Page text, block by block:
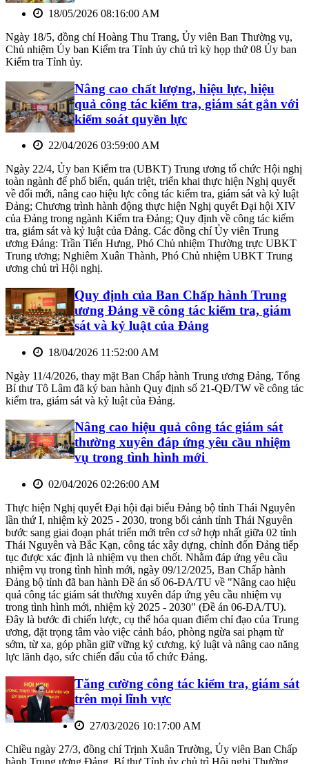
18/05/2026 08:16:00 AM
Ngày 18/5, đồng chí Hoàng Thu Trang, Ủy viên Ban Thường vụ,
Chủ nhiệm Ủy ban Kiểm tra Tỉnh ủy chủ trì kỳ họp thứ 08 Ủy ban
Kiểm tra Tỉnh ủy.
Nâng cao chất lượng, hiệu lực, hiệu
quả công tác kiểm tra, giám sát gắn với
kiểm soát quyền lực
22/04/2026 03:59:00 AM
Ngày 22/4, Ủy ban Kiểm tra (UBKT) Trung ương tổ chức Hội nghị
toàn ngành để phổ biến, quán triệt, triển khai thực hiện Nghị quyết
về đổi mới, nâng cao hiệu lực công tác kiểm tra, giám sát và kỷ luật
Đảng; Chương trình hành động thực hiện Nghị quyết Đại hội XIV
của Đảng trong ngành Kiểm tra Đảng; Quy định về công tác kiểm
tra, giám sát và kỷ luật của Đảng. Các đồng chí Ủy viên Trung
ương Đảng: Trần Tiến Hưng, Phó Chủ nhiệm Thường trực UBKT
Trung ương; Nghiêm Xuân Thành, Phó Chủ nhiệm UBKT Trung
ương chủ trì Hội nghị.
Quy định của Ban Chấp hành Trung
ương Đảng về công tác kiểm tra, giám
sát và kỷ luật của Đảng
18/04/2026 11:52:00 AM
Ngày 11/4/2026, thay mặt Ban Chấp hành Trung ương Đảng, Tổng
Bí thư Tô Lâm đã ký ban hành Quy định số 21-QĐ/TW về công tác
kiểm tra, giám sát và kỷ luật của Đảng.
Nâng cao hiệu quả công tác giám sát
thường xuyên đáp ứng yêu cầu nhiệm
vụ trong tình hình mới
02/04/2026 02:26:00 AM
Thực hiện Nghị quyết Đại hội đại biểu Đảng bộ tỉnh Thái Nguyên
lần thứ I, nhiệm kỳ 2025 - 2030, trong bối cảnh tỉnh Thái Nguyên
bước sang giai đoạn phát triển mới trên cơ sở hợp nhất giữa 02 tỉnh
Thái Nguyên và Bắc Kạn, công tác xây dựng, chỉnh đốn Đảng tiếp
tục được xác định là nhiệm vụ then chốt. Nhằm đáp ứng yêu cầu
nhiệm vụ trong tình hình mới, ngày 09/12/2025, Ban Chấp hành
Đảng bộ tỉnh đã ban hành Đề án số 06-ĐA/TU về "Nâng cao hiệu
quả công tác giám sát thường xuyên đáp ứng yêu cầu nhiệm vụ
trong tình hình mới, nhiệm kỳ 2025 - 2030" (Đề án 06-ĐA/TU).
Đây là bước đi chiến lược, cụ thể hóa quan điểm chỉ đạo của Trung
ương, đặt trọng tâm vào việc cảnh báo, phòng ngừa sai phạm từ
sớm, từ xa, góp phần giữ vững kỷ cương, kỷ luật và nâng cao năng
lực lãnh đạo, sức chiến đấu của tổ chức Đảng.
Tăng cường công tác kiểm tra, giám sát
trên mọi lĩnh vực
27/03/2026 10:17:00 AM
Chiều ngày 27/3, đồng chí Trịnh Xuân Trường, Ủy viên Ban Chấp
hành Trung ương Đảng, Bí thư Tỉnh ủy chủ trì Hội nghị Thường